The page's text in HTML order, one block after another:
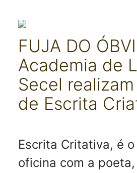
FUJA DO
Academia de
Secel
de Escrita
Escrita Critativa, é
oficina com a